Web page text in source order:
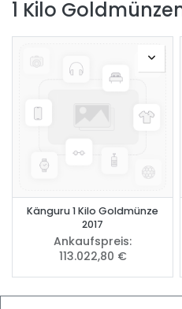
1 Kilo
Känguru 1 Kilo Goldmünze
2017
Ankaufspreis:
113.022,80 €